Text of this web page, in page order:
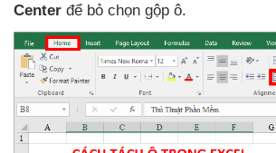
Center để bỏ chọn gộp ô.